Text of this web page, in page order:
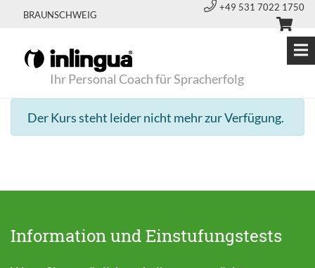
BRAUNSCHWEIG
+49 531 7022 1750
Ihr Personal Coach für Spracherfolg
Der Kurs steht leider nicht mehr zur Verfügung.
Information und Einstufungstests